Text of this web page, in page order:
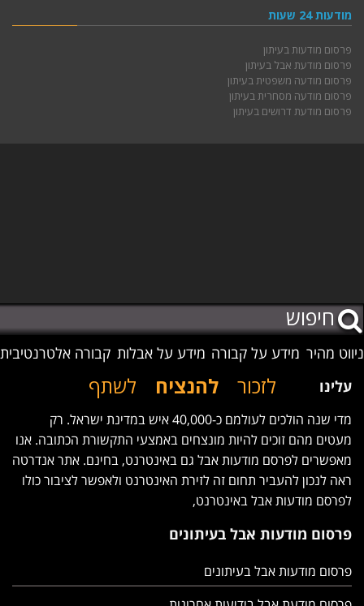
מודעות 24 שעות
פרסום מודעות בעיתון
פרסום מודעת אבל בעיתון
פרסום מודעה משפטית בעיתון
פרסום מודעה מסחרית בעיתון
פרסום מודעת דרושים בעיתון
ניווט מהיר מידע על קבורה מידע על אבלות קבורה אלטרנטיבית
לזכור להנציח לשתף עלינו
מדי שנה הולכים לעולמם כ-40,000 איש במדינת ישראל. רק
מעטים מהם זוכים להיות מונצחים באמצעי התקשורת הכתובה. אנו
מאפשרים לפרסם מודעות אבל גם באינטרנט, בחינם. אתר אנדרטה
ראה לנכון להעביר תחום זה לזירת האינטרנט ולאפשר לציבור כולו
לפרסם מודעות אבל באינטרנט,
פרסום מודעות אבל בעיתונים
פרסום מודעות אבל בעיתונים